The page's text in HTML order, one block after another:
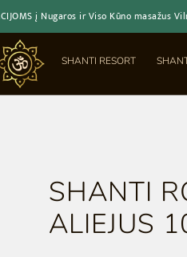
į Nugaros ir Viso Kūno masažus
SHANTI RESORT
SHANTI
ALIEJUS